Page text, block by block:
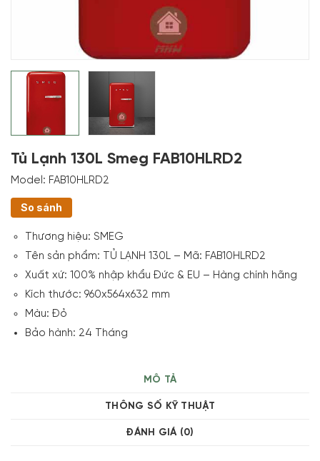
Tủ Lạnh 130L Smeg FAB10HLRD2
Model: FAB10HLRD2
So sánh
Thương hiệu: SMEG
Tên sản phẩm: TỦ LẠNH 130L – Mã: FAB10HLRD2
Xuất xứ: 100% nhập khẩu Đức & EU – Hàng chính hãng
Kích thước: 960x564x632 mm
Màu: Đỏ
Bảo hành: 24 Tháng
MÔ TẢ
THÔNG SỐ KỸ THUẬT
ĐÁNH GIÁ (0)